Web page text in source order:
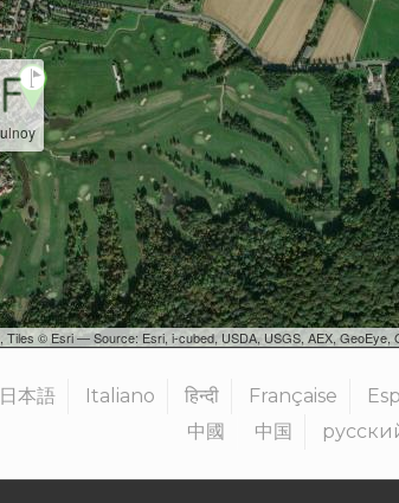
, Tiles © Esri — Source: Esri, i-cubed, USDA, USGS, AEX,
Française
हिन्दी
Italiano
日本語
中国
中國